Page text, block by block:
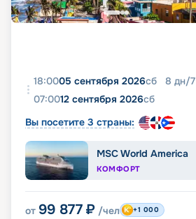
18:0005 сентября 2026сб 8 дн/7
07:0012 сентября 2026сб
Вы посетите 3 страны:
MSC World America
КОМФОРТ
от 99 877 ₽ /чел +1 000